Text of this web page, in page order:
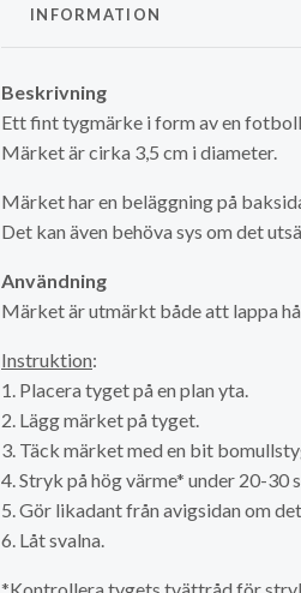
INFORMATION
Beskrivning
Ett fint tygmärke i form av en
Märket är cirka 3,5 cm i diameter.
Märket har en beläggning på
Det kan även behöva sys om det
Användning
Märket är utmärkt både att lappa
Instruktion:
1. Placera tyget på en plan yta.
2. Lägg märket på tyget.
3. Täck märket med en bit
4. Stryk på hög värme* under 20-30
5. Gör likadant från avigsidan om
6. Låt svalna.